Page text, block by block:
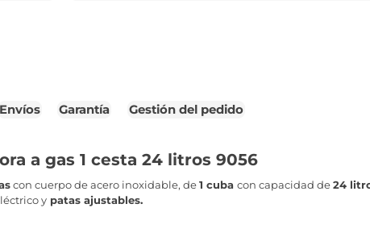
Envíos Garantía Gestión del pedido
a gas 1 cesta 24 litros 9056
con cuerpo de acero inoxidable, de1 cuba con capacidad de24
y patas ajustables.